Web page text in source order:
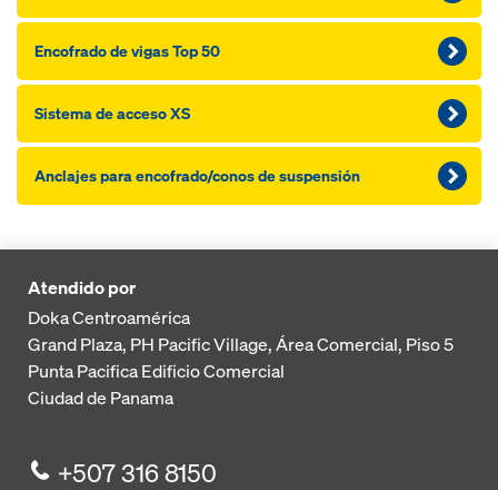
Encofrado de vigas Top 50
Sistema de acceso XS
Anclajes para encofrado/conos de suspensión
Atendido por
Doka Centroamérica
Grand Plaza, PH Pacific Village, Área Comercial, Piso 5
Punta PacificaEdificio Comercial
Ciudad de Panama
+507 316 8150